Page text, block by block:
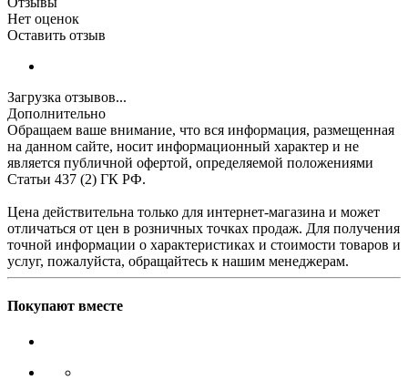
Нет оценок
Оставить отзыв
Загрузка отзывов...
Дополнительно
Обращаем ваше внимание, что вся информация, размещенная
на данном сайте, носит информационный характер и не
является публичной офертой, определяемой положениями
Статьи 437 (2) ГК РФ.
Цена действительна только для интернет-магазина и может
отличаться от цен в розничных точках продаж. Для получения
точной информации о характеристиках и стоимости товаров и
услуг, пожалуйста, обращайтесь к нашим менеджерам.
Покупают вместе